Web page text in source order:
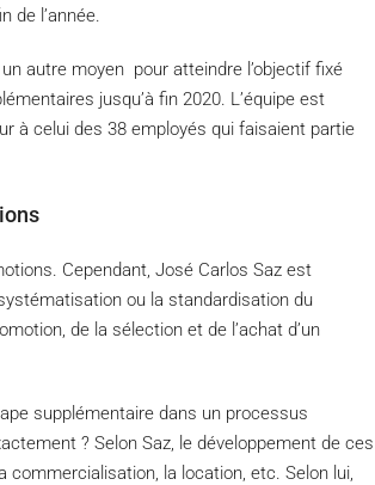
de l’année.
autre moyen pour atteindre l’objectif fixé
jusqu’à fin 2020. L’équipe est
à celui des 38 employés qui faisaient partie
Cependant, José Carlos Saz est
ou la standardisation du
de la sélection et de l’achat d’un
supplémentaire dans un processus
? Selon Saz, le développement de ces
la location, etc. Selon lui,